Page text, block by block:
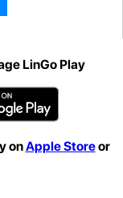
LinGo Play
onApple Storeor